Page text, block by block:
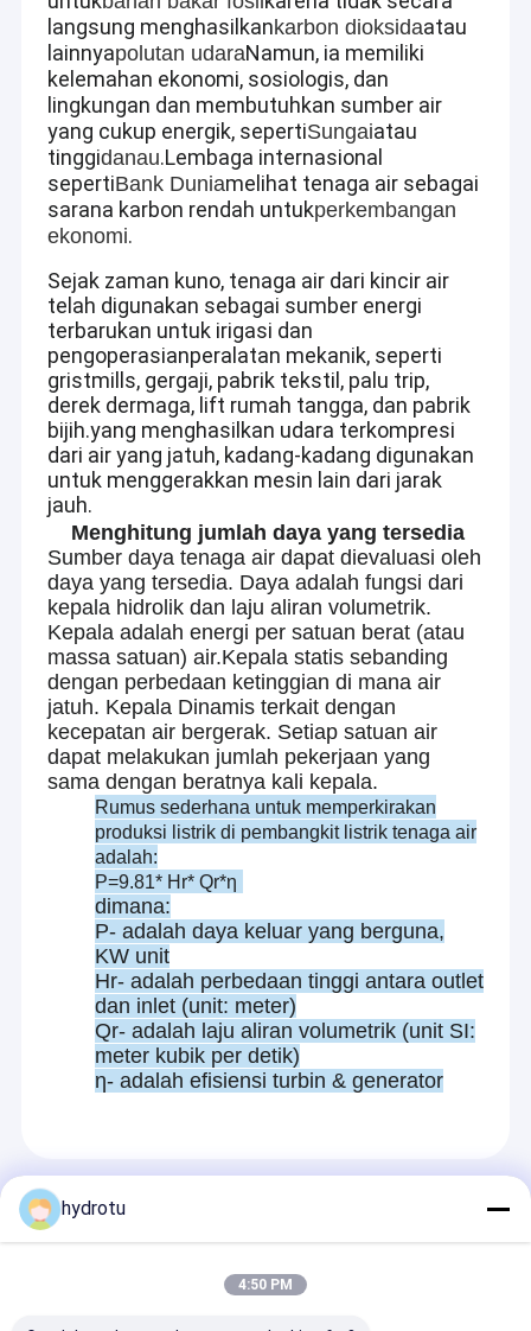
langsung menghasilkankarbon dioksidaatau
lainnyapolutan udaraNamun, ia memiliki
kelemahan ekonomi, sosiologis, dan
lingkungan dan membutuhkan sumber air
yang cukup energik, sepertiSungaiatau
tinggidanau.Lembaga internasional
sepertiBank Duniamelihat tenaga air sebagai
sarana karbon rendah untukperkembangan
ekonomi.
Sejak zaman kuno, tenaga air dari kincir air
telah digunakan sebagai sumber energi
terbarukan untuk irigasi dan
pengoperasianperalatan mekanik, seperti
gristmills, gergaji, pabrik tekstil, palu trip,
derek dermaga, lift rumah tangga, dan pabrik
bijih.yang menghasilkan udara terkompresi
dari air yang jatuh, kadang-kadang digunakan
untuk menggerakkan mesin lain dari jarak
jauh.
Menghitung jumlah daya yang tersedia
Sumber daya tenaga air dapat dievaluasi oleh
daya yang tersedia. Daya adalah fungsi dari
kepala hidrolik dan laju aliran volumetrik.
Kepala adalah energi per satuan berat (atau
massa satuan) air.Kepala statis sebanding
dengan perbedaan ketinggian di mana air
jatuh. Kepala Dinamis terkait dengan
kecepatan air bergerak. Setiap satuan air
dapat melakukan jumlah pekerjaan yang
sama dengan beratnya kali kepala.
Rumus sederhana untuk memperkirakan
produksi listrik di pembangkit listrik tenaga air
adalah:
P=9.81* Hr* Qr*η
dimana:
P- adalah daya keluar yang berguna,
KW unit
Hr- adalah perbedaan tinggi antara outlet
dan inlet (unit: meter)
Qr- adalah laju aliran volumetrik (unit SI:
meter kubik per detik)
η- adalah efisiensi turbin & generator
Produk Yang Direkomendasikan
hydrotu
4:50 PM